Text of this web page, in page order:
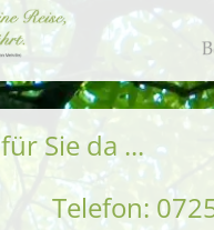
Sie da ...
Telefon: